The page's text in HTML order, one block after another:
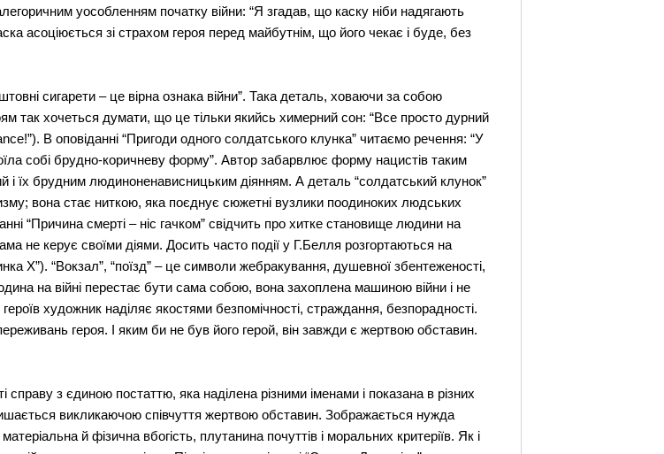
уособленням початку війни: “Я згадав, що каску ніби надягають
асоціюється зі страхом героя перед майбутнім, що його чекає і буде, без
сигарети – це вірна ознака війни”. Така деталь, ховаючи за собою
так хочеться думати, що це тільки якийсь химерний сон: “Все просто дурний
В оповіданні “Пригоди одного солдатського клунка” читаємо речення: “У
собі брудно-коричневу форму”. Автор забарвлює форму нацистів таким
і їх брудним людиноненависницьким діянням. А деталь “солдатський клунок”
вона стає ниткою, яка поєднує сюжетні вузлики поодиноких людських
“Причина смерті – ніс гачком” свідчить про хитке становище людини на
не керує своїми діями. Досить часто події у Г.Белля розгортаються на
Х”). “Вокзал”, “поїзд” – це символи жебракування, душевної збентеженості,
на війні перестає бути сама собою, вона захоплена машиною війни і не
художник наділяє якостями безпомічності, страждання, безпорадності.
героя. І яким би не був його герой, він завжди є жертвою обставин.
справу з єдиною постаттю, яка наділена різними іменами і показана в різних
викликаючою співчуття жертвою обставин. Зображається нужда
й фізична вбогість, плутанина почуттів і моральних критеріїв. Як і